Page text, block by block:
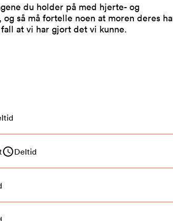
du holder på med hjerte- og
så må fortelle noen at moren deres
at vi har gjort det vi kunne.
Deltid